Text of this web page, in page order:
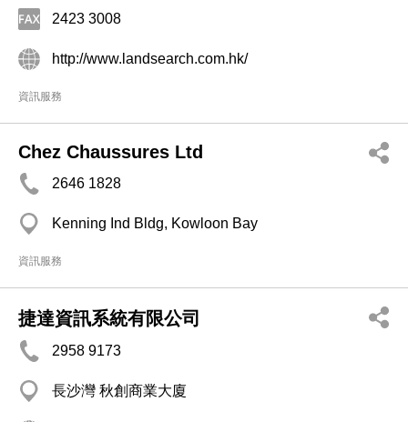
2423 3008
http://www.landsearch.com.hk/
資訊服務
Chez Chaussures Ltd
2646 1828
Kenning Ind Bldg, Kowloon Bay
資訊服務
捷達資訊系統有限公司
2958 9173
長沙灣 秋創商業大廈